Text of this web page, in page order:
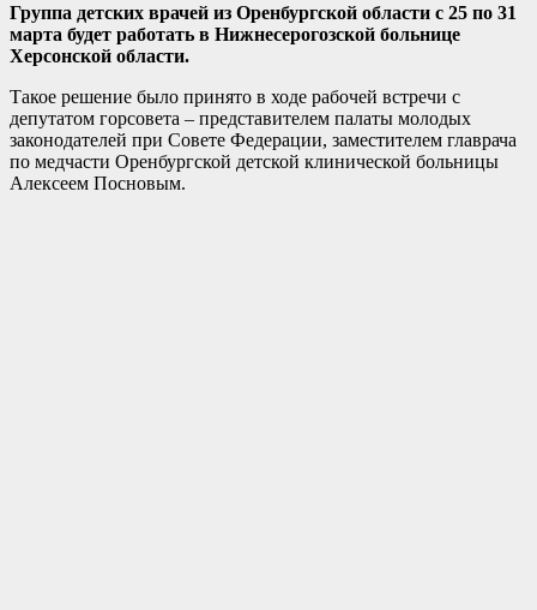
Группа детских врачей из Оренбургской области с 25 по 31
марта будет работать в Нижнесерогозской больнице
Херсонской области.
Такое решение было принято в ходе рабочей встречи с
депутатом горсовета – представителем палаты молодых
законодателей при Совете Федерации, заместителем главрача
по медчасти Оренбургской детской клинической больницы
Алексеем Посновым.